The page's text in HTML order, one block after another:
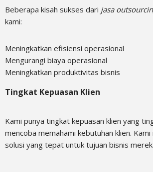
Beberapa kisah sukses dari jasa
kami:
Meningkatkan efisiensi operasional
Mengurangi biaya operasional
Meningkatkan produktivitas bisnis
Tingkat Kepuasan Klien
Kami punya tingkat kepuasan klien yang
mencoba memahami kebutuhan klien. Kami
solusi yang tepat untuk tujuan bisnis